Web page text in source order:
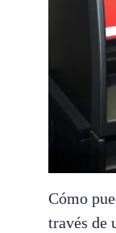
Cómo
través de